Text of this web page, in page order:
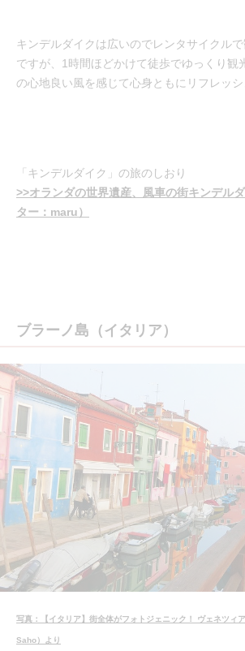
キンデルダイクは広いのでレンタサイクル
ですが、1時間ほどかけて徒歩でゆっくり
の心地良い風を感じて心身ともにリフレッシ
「キンデルダイク」の旅のしおり
>>オランダの世界遺産、風車の街キンデル
ター：maru）
ブラーノ島（イタリア）
写真：【イタリア】街全体がフォトジェニック！ ヴェネツィ
Saho）より